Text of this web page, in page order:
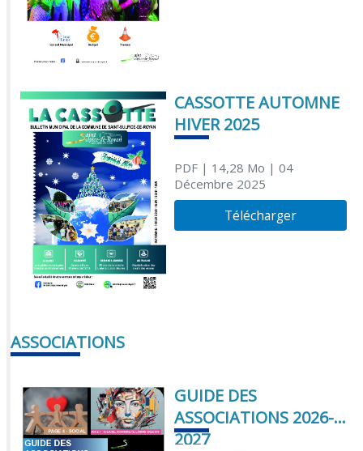
CASSOTTE AUTOMNE
HIVER 2025
PDF| 14,28 Mo | 04
Décembre 2025
Télécharger
ASSOCIATIONS
GUIDE DES
ASSOCIATIONS 2026-
2027